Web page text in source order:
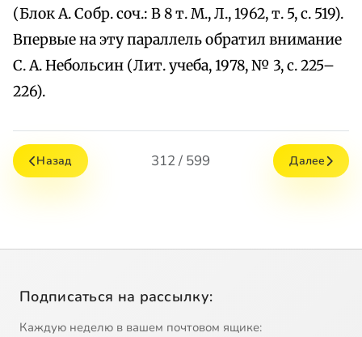
(Блок А. Собр. соч.: В 8 т. М., Л., 1962, т. 5, с. 519).
Впервые на эту параллель обратил внимание
С. А. Небольсин (Лит. учеба, 1978, № 3, с. 225–
226).
Назад 312 / 599 Далее
Подписаться на рассылку:
Каждую неделю в вашем почтовом ящике: